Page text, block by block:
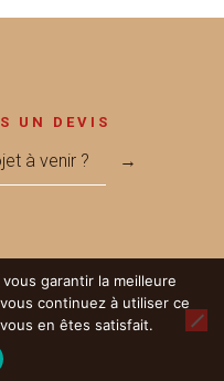
UN DEVIS
à venir ? →
par LICOM Développement
|Partenaires
garantir la meilleure
continuez à utiliser ce
en êtes satisfait.